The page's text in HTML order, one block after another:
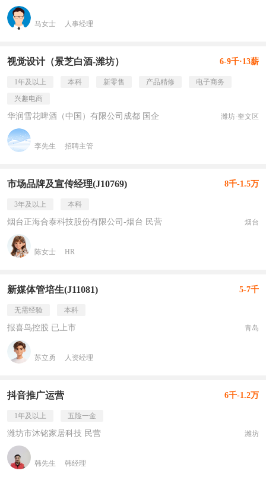
马女士 人事经理
视觉设计（景芝白酒-潍坊） 6-9千·13薪
1年及以上 本科 新零售 产品精修
电子商务
兴趣电商
华润雪花啤酒（中国）有限公司成都 国企 潍坊·奎文区
李先生 招聘主管
市场品牌及宣传经理(J10769) 8千-1.5万
3年及以上 本科
烟台正海合泰科技股份有限公司-烟台 民营 烟台
陈女士 HR
新媒体管培生(J11081) 5-7千
无需经验 本科
报喜鸟控股 已上市 青岛
苏立勇 人资经理
抖音推广运营 6千-1.2万
1年及以上 五险一金
潍坊市沐铭家居科技 民营 潍坊
韩先生 韩经理